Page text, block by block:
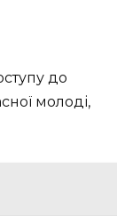
до
молоді,